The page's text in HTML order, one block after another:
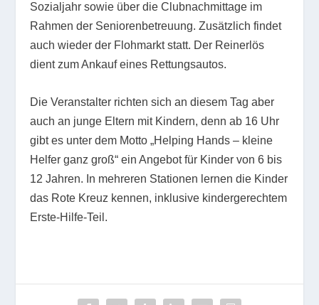
Sozialjahr sowie über die Clubnachmittage im
Rahmen der Seniorenbetreuung. Zusätzlich findet
auch wieder der Flohmarkt statt. Der Reinerlös
dient zum Ankauf eines Rettungsautos.
Die Veranstalter richten sich an diesem Tag aber
auch an junge Eltern mit Kindern, denn ab 16 Uhr
gibt es unter dem Motto „Helping Hands – kleine
Helfer ganz groß“ ein Angebot für Kinder von 6 bis
12 Jahren. In mehreren Stationen lernen die Kinder
das Rote Kreuz kennen, inklusive kindergerechtem
Erste-Hilfe-Teil.